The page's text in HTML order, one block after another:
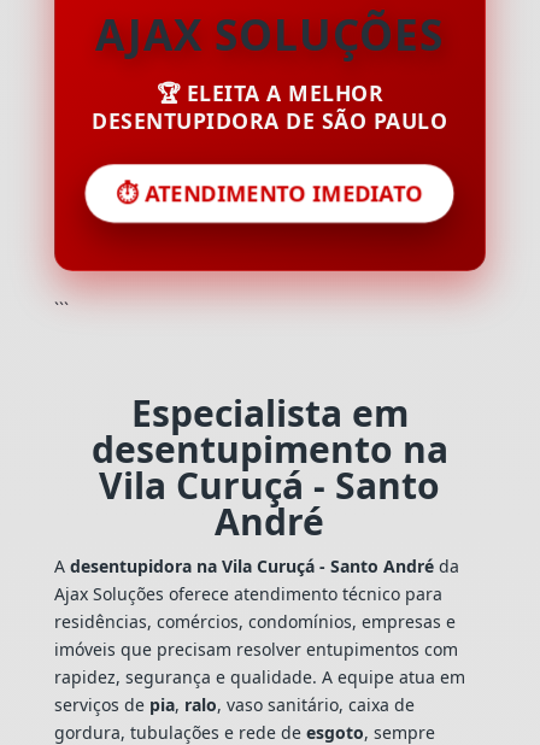
AJAX SOLUÇÕES
🏆 ELEITA A MELHOR
DESENTUPIDORA DE SÃO PAULO
⏱️ ATENDIMENTO IMEDIATO
```
Especialista em
desentupimento na
Vila Curuçá - Santo
André
A desentupidora na Vila Curuçá - Santo Andréda
Ajax Soluções oferece atendimento técnico para
residências, comércios, condomínios, empresas e
imóveis que precisam resolver entupimentos com
rapidez, segurança e qualidade. A equipe atua em
serviços de pia, ralo, vaso sanitário, caixa de
gordura, tubulações e rede de esgoto, sempre